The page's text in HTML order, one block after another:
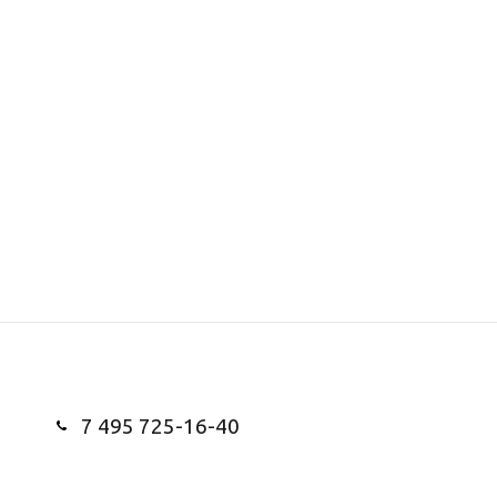
7 495 725-16-40